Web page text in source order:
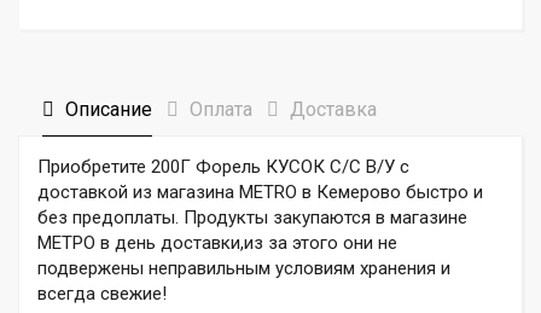
Описание Оплата Доставка
Приобретите 200Г Форель КУСОК С/С В/У с
доставкой из магазина METRO в Кемерово быстро и
без предоплаты. Продукты закупаются в магазине
МЕТРО в день доставки,из за этого они не
подвержены неправильным условиям хранения и
всегда свежие!